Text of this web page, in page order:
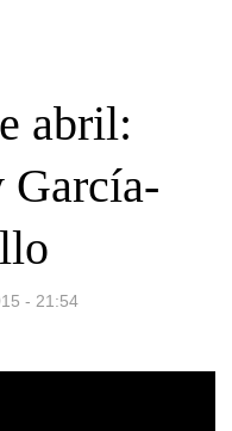
abril:
García-
- 21:54